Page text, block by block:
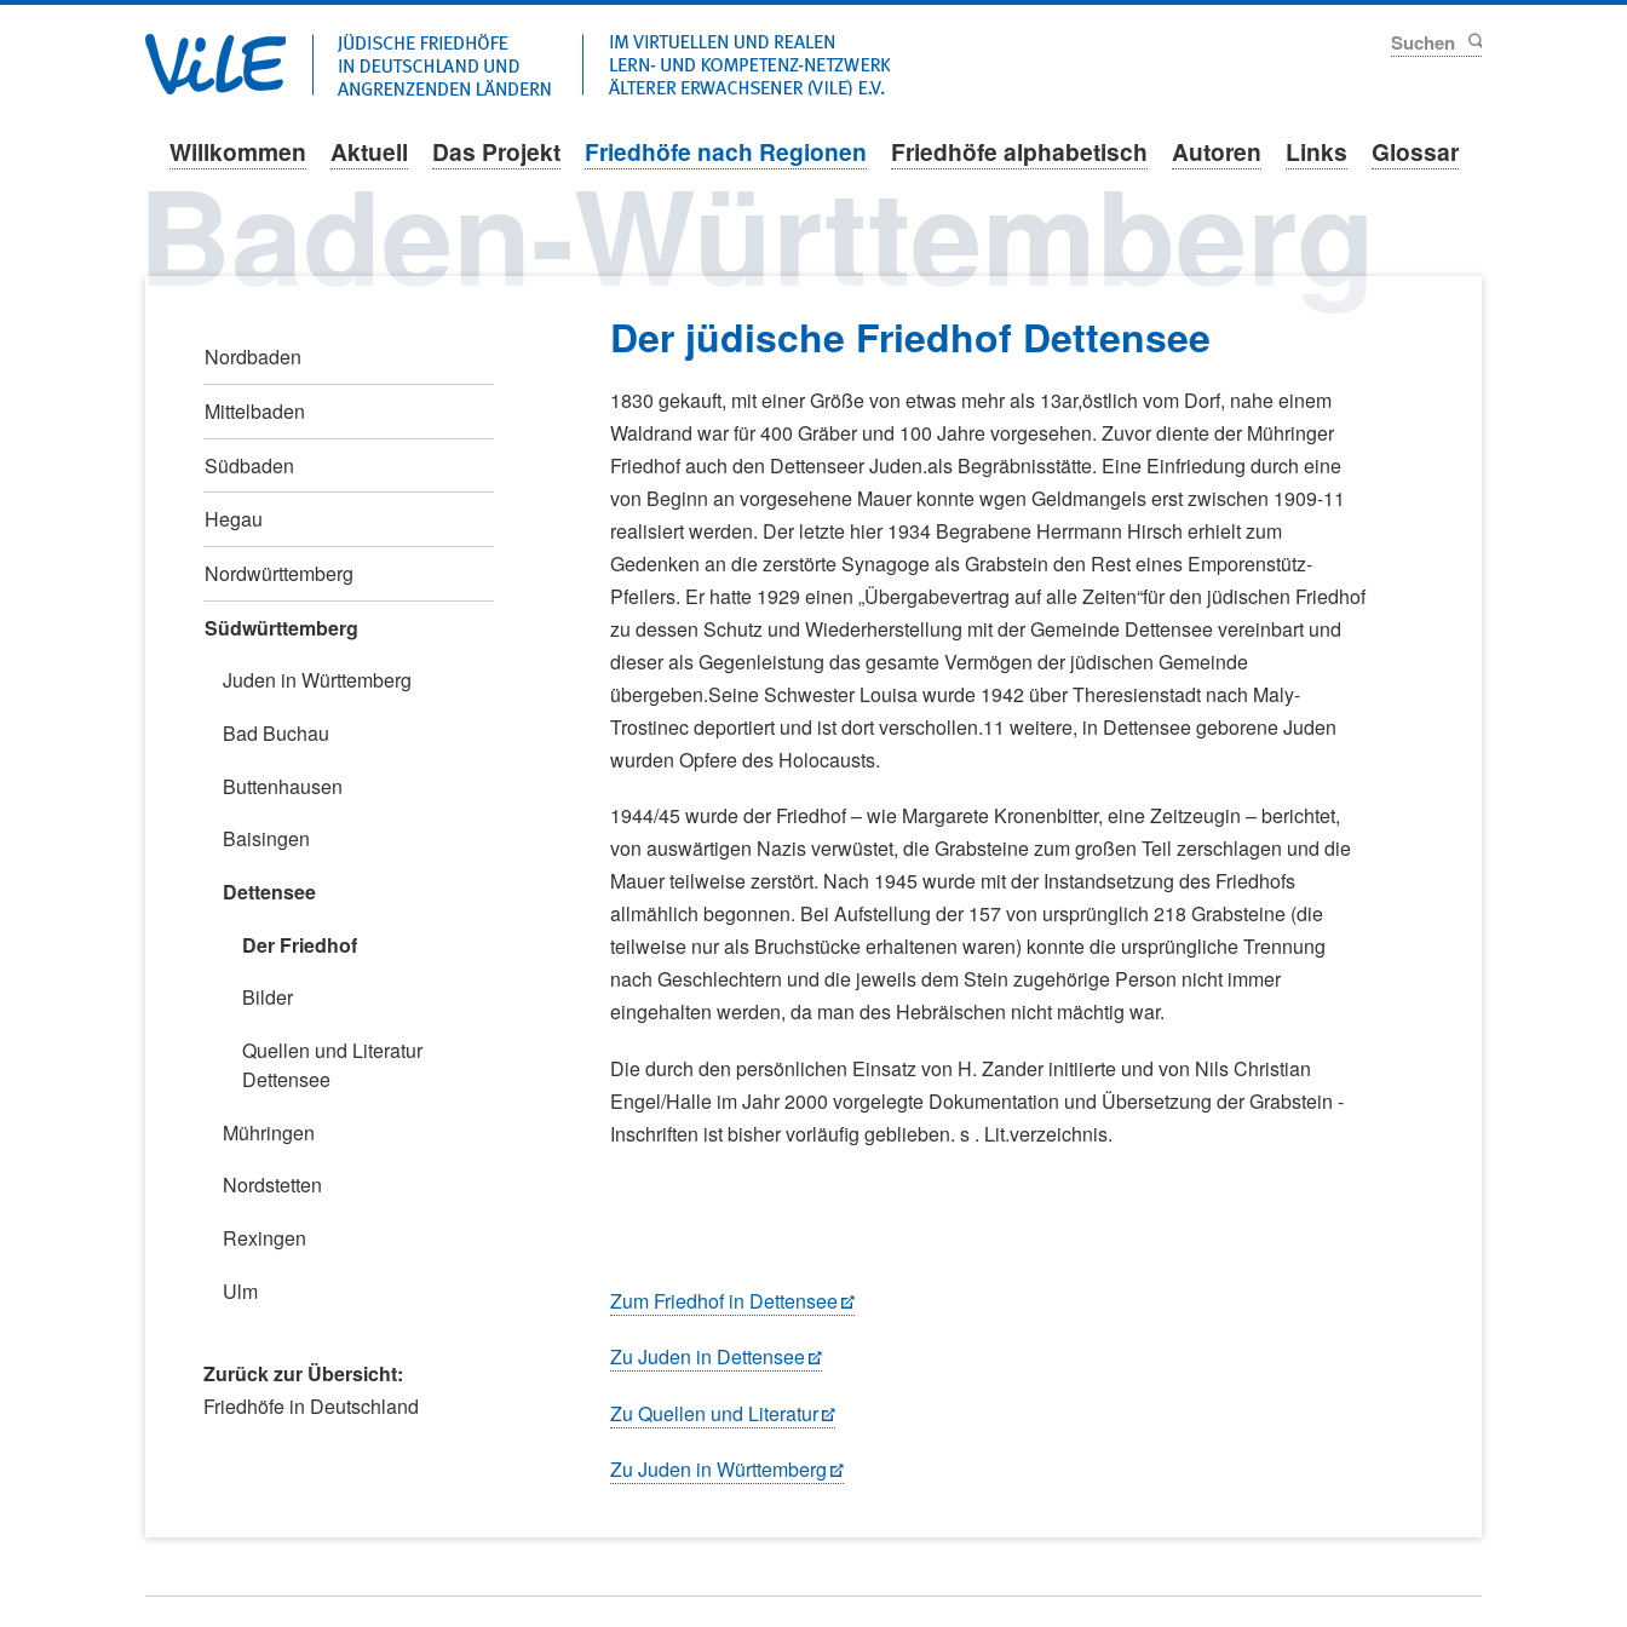
Navigation
Willkommen Aktuell Das Projekt Friedhöfe nach Regionen Friedhöfe alphabetisch Autoren Links Glossar
Baden-Württemberg
Der jüdische Friedhof Dettensee
1830 gekauft, mit einer Größe von etwas mehr als 13ar,östlich vom Dorf, nahe einem
Waldrand war für 400 Gräber und 100 Jahre vorgesehen. Zuvor diente der Mühringer
Friedhof auch den Dettenseer Juden.als Begräbnisstätte. Eine Einfriedung durch eine
von Beginn an vorgesehene Mauer konnte wgen Geldmangels erst zwischen 1909-11
realisiert werden. Der letzte hier 1934 Begrabene Herrmann Hirsch erhielt zum
Gedenken an die zerstörte Synagoge als Grabstein den Rest eines Emporenstütz-
Pfeilers. Er hatte 1929 einen „Übergabevertrag auf alle Zeiten“für den jüdischen Friedhof
zu dessen Schutz und Wiederherstellung mit der Gemeinde Dettensee vereinbart und
dieser als Gegenleistung das gesamte Vermögen der jüdischen Gemeinde
übergeben.Seine Schwester Louisa wurde 1942 über Theresienstadt nach Maly-
Trostinec deportiert und ist dort verschollen.11 weitere, in Dettensee geborene Juden
wurden Opfere des Holocausts.
1944/45 wurde der Friedhof – wie Margarete Kronenbitter, eine Zeitzeugin – berichtet,
von auswärtigen Nazis verwüstet, die Grabsteine zum großen Teil zerschlagen und die
Mauer teilweise zerstört. Nach 1945 wurde mit der Instandsetzung des Friedhofs
allmählich begonnen. Bei Aufstellung der 157 von ursprünglich 218 Grabsteine (die
teilweise nur als Bruchstücke erhaltenen waren) konnte die ursprüngliche Trennung
nach Geschlechtern und die jeweils dem Stein zugehörige Person nicht immer
eingehalten werden, da man des Hebräischen nicht mächtig war.
Die durch den persönlichen Einsatz von H. Zander initiierte und von Nils Christian
Engel/Halle im Jahr 2000 vorgelegte Dokumentation und Übersetzung der Grabstein -
Inschriften ist bisher vorläufig geblieben. s . Lit.verzeichnis.
Zum Friedhof in Dettensee
Zu Juden in Dettensee
Zu Quellen und Literatur
Zu Juden in Württemberg
Navigation
überspringen
Nordbaden
Mittelbaden
Südbaden
Hegau
Nordwürttemberg
Südwürttemberg
Juden in Württemberg
Bad Buchau
Buttenhausen
Baisingen
Dettensee
Der Friedhof
Bilder
Quellen und Literatur
Dettensee
Mühringen
Nordstetten
Rexingen
Ulm
Zurück zur Übersicht:
Navigation
Friedhöfe in Deutschland